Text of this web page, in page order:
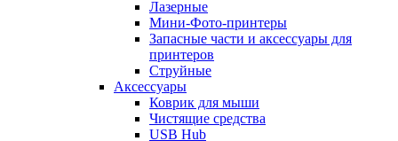
Лазерные
Мини-Фото-принтеры
Запасные части и аксессуары для
принтеров
Струйные
Аксессуары
Коврик для мыши
Чистящие средства
USB Hub